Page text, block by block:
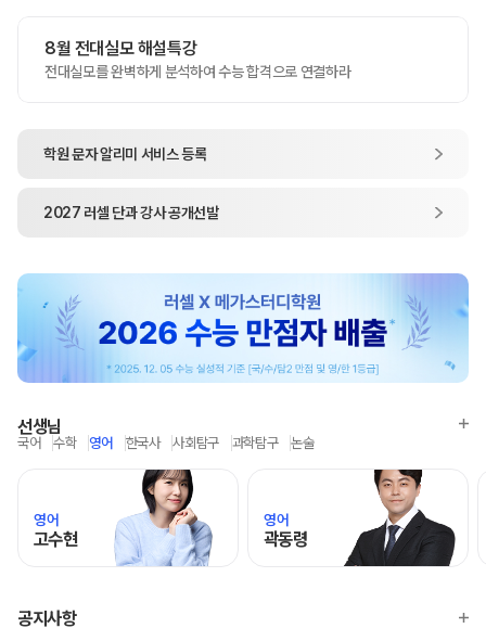
8월 전대실모 해설특강
전대실모를 완벽하게 분석하여 수능 합격으로 연결하라
학원 문자 알리미 서비스 등록
2027 러셀 단과강사 공개선발
선생님
국어 수학 영어 한국사 사회탐구 과학탐구 논술
영어
고수현
영어
곽동령
공지사항